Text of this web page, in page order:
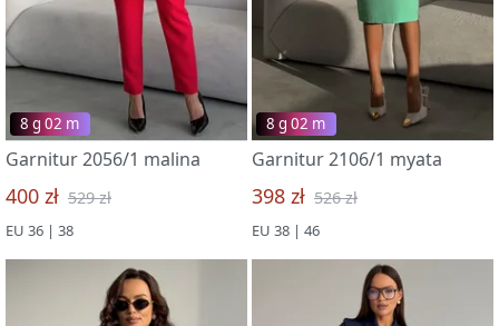
8 g 02 m
Garnitur 2056/1 malina
400 zł 529 zł
EU 36 | 38
8 g 02 m
Garnitur 2106/1 myata
398 zł 526 zł
EU 38 | 46